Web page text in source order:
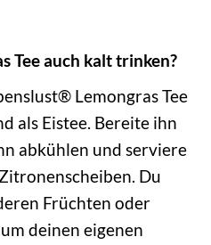
Tee auch kalt trinken?
Lemongras Tee
als Eistee. Bereite ihn
abkühlen und serviere
Du
Früchten oder
deinen eigenen